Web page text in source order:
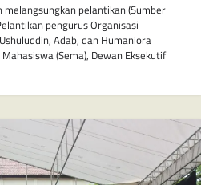
pelantikan (Sumber
pengurus Organisasi
Adab, dan Humaniora
(Sema), Dewan Eksekutif